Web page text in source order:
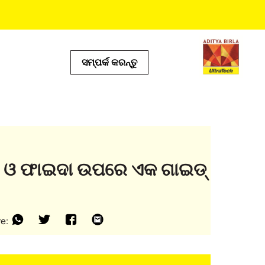
କାଲକୁଲେଟର୍
ସମ୍ପର୍କ କରନ୍ତୁ
ଫାଇଦା ଉପରେ ଏକ ଗାଇଡ୍